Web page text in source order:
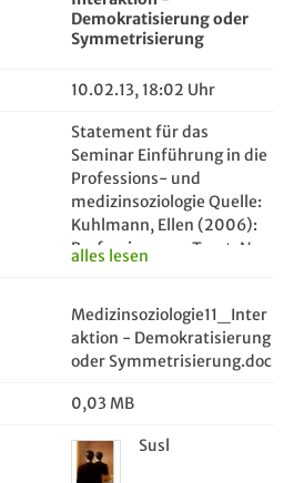
Demokratisierung oder
Symmetrisierung
10.02.13, 18:02 Uhr
Statement für das
Seminar Einführung in die
Professions- und
medizinsoziologie Quelle:
Kuhlmann, Ellen (2006):
Professions ans Trust: New
in dies.: Modernising
Health Care. Reinventing
Professions, the State and
198.
alles lesen
Medizinsoziologie11_Inter
aktion - Demokratisierung
oder Symmetrisierung.doc
0,03 MB
Susl